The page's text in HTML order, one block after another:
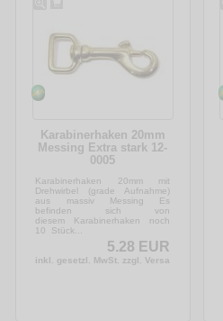
Karabinerhaken 20mm
Messing Extra stark 12-
0005
Karabinerhaken 20mm mit
Drehwirbel (grade Aufnahme)
aus massiv Messing Es
befinden sich von
diesem Karabinerhaken noch
10 Stück...
5.28 EUR
inkl. gesetzl. MwSt. zzgl. Versandkosten